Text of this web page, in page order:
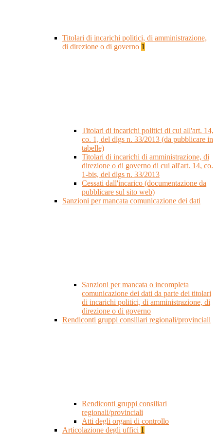
Titolari di incarichi politici, di amministrazione,
di direzione o di governo 1
Titolari di incarichi politici di cui all'art. 14,
co. 1, del dlgs n. 33/2013 (da pubblicare in
tabelle)
Titolari di incarichi di amministrazione, di
direzione o di governo di cui all'art. 14, co.
1-bis, del dlgs n. 33/2013
Cessati dall'incarico (documentazione da
pubblicare sul sito web)
Sanzioni per mancata comunicazione dei dati
Sanzioni per mancata o incompleta
comunicazione dei dati da parte dei titolari
di incarichi politici, di amministrazione, di
direzione o di governo
Rendiconti gruppi consiliari regionali/provinciali
Rendiconti gruppi consiliari
regionali/provinciali
Atti degli organi di controllo
Articolazione degli uffici 1